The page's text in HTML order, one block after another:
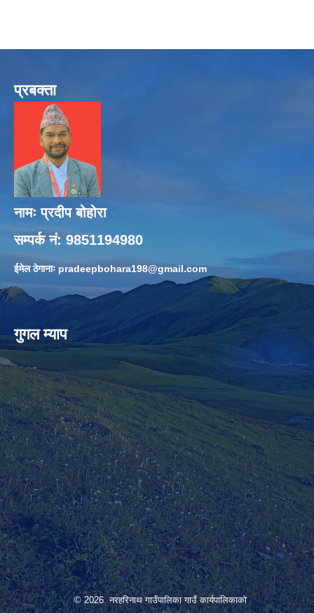
प्रबक्ता
नामः प्रदीप बोहोरा
सम्पर्क नं: 9851194980
ईमेल ठेगानाः pradeepbohara198@gmail.com
गुगल म्याप
© 2026 नरहरिनाथ गाउँपालिका गाउँ कार्यपालिकाको